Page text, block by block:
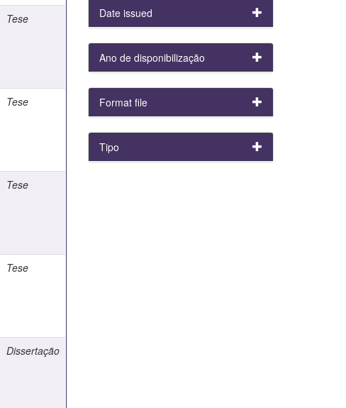
Tese
Tese
Tese
Tese
Dissertação
Date issued
Ano de disponibilização
Format file
Tipo